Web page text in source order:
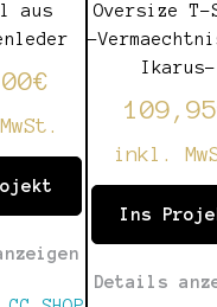
aus
€
Oversize
-
Ikarus-
109,95
inkl.
Ins
Details